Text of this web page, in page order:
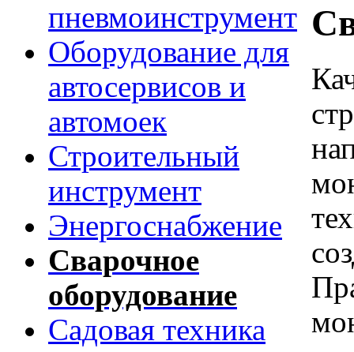
пневмоинструмент
Оборудование для
автосервисов и
автомоек
Строительный
инструмент
Энергоснабжение
Сварочное
оборудование
Садовая техника